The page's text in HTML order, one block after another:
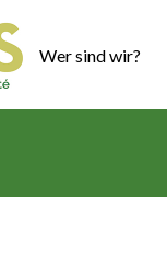
Wer sind wir?